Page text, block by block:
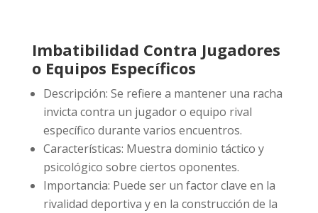
Imbatibilidad Contra Jugadores
o Equipos Específicos
Descripción: Se refiere a mantener una racha
invicta contra un jugador o equipo rival
específico durante varios encuentros.
Características: Muestra dominio táctico y
psicológico sobre ciertos oponentes.
Importancia: Puede ser un factor clave en la
rivalidad deportiva y en la construcción de la